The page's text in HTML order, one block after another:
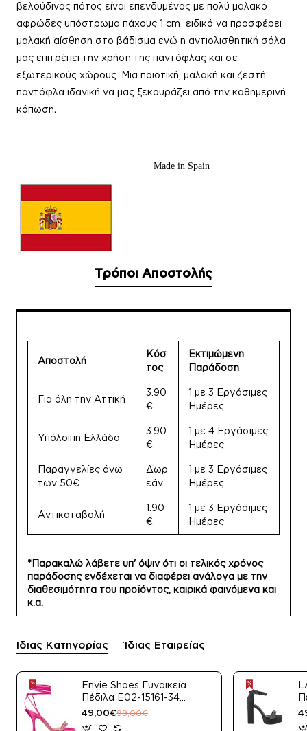
βελούδινος πάτος είναι επενδυμένος με πολύ μαλακό
αφρώδες υπόστρωμα πάχους 1 cm ειδικό να προσφέρει
μαλακή αίσθηση στο βάδισμα ενώ η αντιολισθητική σόλα
μας επιτρέπει την χρήση της παντόφλας και σε
εξωτερικούς χώρους. Μια ποιοτική, μαλακή και ζεστή
παντόφλα ιδανική να μας ξεκουράζει από την καθημερινή
κόπωση.
Made in Spain
Τρόποι Αποστολής
Αποστολή
Κόσ
τος
Εκτιμώμενη
Παράδοση
Για όλη την Αττική
3.90
€
1 με 3 Εργάσιμες
Ημέρες
Υπόλοιπη Ελλάδα
3.90
€
1 με 4 Εργάσιμες
Ημέρες
Παραγγελίες άνω
των 50€
Δωρ
εάν
1 με 3 Εργάσιμες
Ημέρες
Αντικαταβολή
1.90
€
1 με 3 Εργάσιμες
Ημέρες
*Παρακαλώ λάβετε υπ' όψιν ότι οι τελικός χρόνος
παράδοσης ενδέχεται να διαφέρει ανάλογα με την
διαθεσιμότητα του προϊόντος, καιρικά φαινόμενα και
κ.α.
Ίδιας Κατηγορίας Ίδιας Εταιρείας
Envie Shoes Γυναικεία
Πέδιλα E02-15161-34
Μαύρο Satin
49,00€99,00€